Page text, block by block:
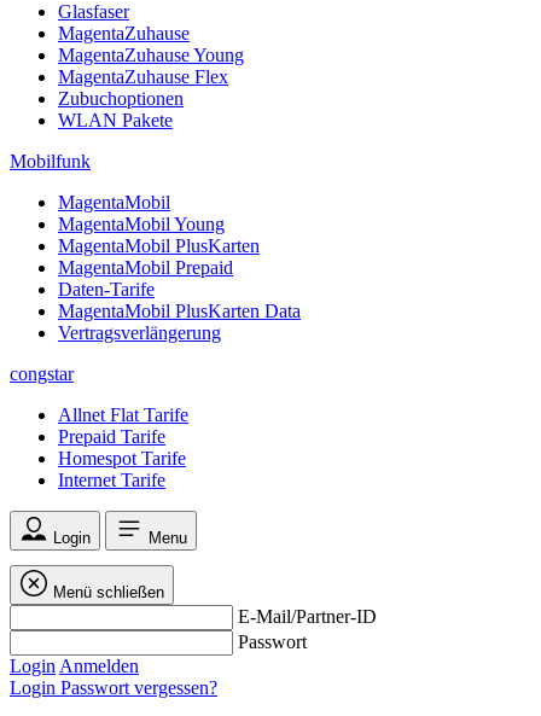
Glasfaser
MagentaZuhause
MagentaZuhause Young
MagentaZuhause Flex
Zubuchoptionen
WLAN Pakete
Mobilfunk
MagentaMobil
MagentaMobil Young
MagentaMobil PlusKarten
MagentaMobil Prepaid
Daten-Tarife
MagentaMobil PlusKarten Data
Vertragsverlängerung
congstar
Allnet Flat Tarife
Prepaid Tarife
Homespot Tarife
Internet Tarife
Login Menu
Menü schließen
E-Mail/Partner-ID
Passwort
Login Anmelden
Login Passwort vergessen?